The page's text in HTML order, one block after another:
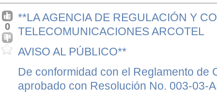
0
**LA AGENCIA DE REGULACIÓN Y
TELECOMUNICACIONES ARCOTEL
AVISO AL PÚBLICO**
De conformidad con el Reglamento de
aprobado con Resolución No. 003-03-